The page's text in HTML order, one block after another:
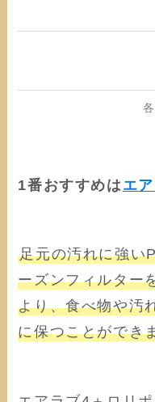
1番おすすめは エ
足元の汚れに強い
ーズンフィルター
より、食べ物や汚
に保つことができ